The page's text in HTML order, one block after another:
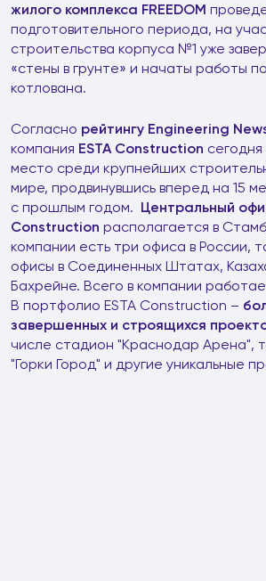
жилого комплекса FREEDOM
подготовительного периода, на
строительства корпуса №1 уже
«стены в грунте» и начаты работы
котлована.
Согласно рейтингу Engineering
компания ESTA Construction
место среди крупнейших
мире, продвинувшись вперед на 15
с прошлым годом. Центральный
Construction располагается в
компании есть три офиса в России,
офисы в Соединенных Штатах,
Бахрейне. Всего в компании
В портфолио ESTA Construction –
завершенных и строящихся
числе стадион "Краснодар Арена",
"Горки Город" и другие уникальные